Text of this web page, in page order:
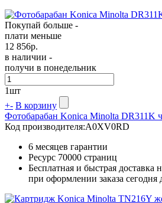
Покупай больше -
плати меньше
12 856р.
в наличии -
получи в понедельник
1шт
+- В корзину
Фотобарабан Konica Minolta DR311K
Код производителя:A0XV0RD
6 месяцев гарантии
Ресурс 70000 страниц
Бесплатная и быстрая доставка
при оформлении заказа сегодня